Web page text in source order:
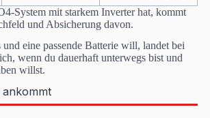
System mit starkem Inverter hat, kommt
und Absicherung davon.
eine passende Batterie will, landet bei
wenn du dauerhaft unterwegs bist und
willst.
ankommt